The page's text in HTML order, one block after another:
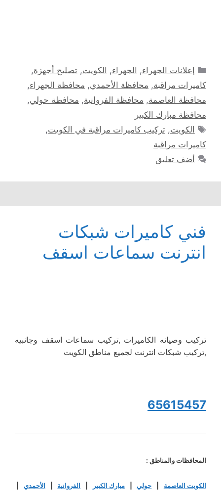
التصنيفات
إعلانات الجهراء, الجهراء, الكويت,تصليح أجهزة,
كاميرات مراقبة, محافظة الأحمدي, محافظة الجهراء,
محافظة العاصمة, محافظة الفروانية, محافظة حولي,
محافظة مبارك الكبير
الوسوم
الكويت,تركيب كاميرات مراقبة في الكويت,
كاميرات مراقبة
أضف تعليق
فني كاميرات شبكات
انترنت سماعات اسقف
تركيب وصيانه الكاميرات ,تركيب سماعات اسقف وجانبيه
,تركيب شبكات انترنت لجميع مناطق الكويت
65615457
المحافظات والمناطق :
الكويت العاصمة حولي|مبارك الكبير الفروانية الأحمدي